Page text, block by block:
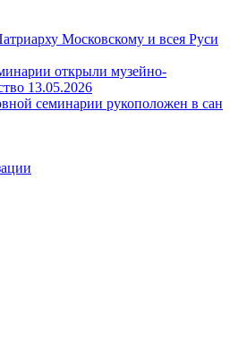
Московскому и всея Руси
открыли музейно-
13.05.2026
семинарии рукоположен в сан